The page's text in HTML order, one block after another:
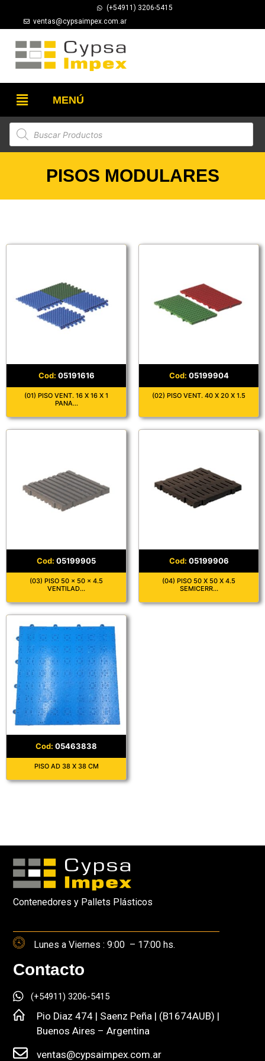
(+54911) 3206-5415
ventas@cypsaimpex.com.ar
MENÚ
PISOS MODULARES
05191616
(01) PISO VENT. 16 X 16 X 1
PANA...
05199904
(02) PISO VENT. 40 X 20 X 1.5
05199905
(03) PISO 50 x 50 x 4.5
VENTILAD...
05199906
(04) PISO 50 X 50 X 4.5
SEMICERR...
05463838
PISO AD 38 X 38 CM
Contenedores y Pallets Plásticos
Lunes a Viernes : 9:00 – 17:00 hs.
Contacto
(+54911) 3206-5415
Pio Diaz 474 | Saenz Peña | (B1674AUB) |
Buenos Aires – Argentina
ventas@cypsaimpex.com.ar